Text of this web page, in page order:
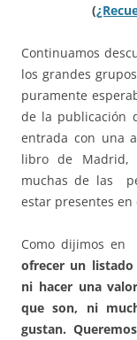
(
Continuamos
los grandes
puramente
de la publicación
entrada con una
libro de Madrid,
muchas de las
estar presentes en
Como dijimos en
ofrecer un
ni hacer una
que son, ni
gustan. Queremos